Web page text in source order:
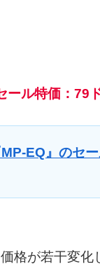
ル特価：79
EQ』のセ
格が若干変化